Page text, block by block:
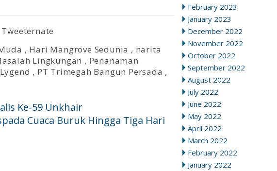
February 2023
January 2023
December 2022
November 2022
October 2022
September 2022
August 2022
July 2022
June 2022
May 2022
April 2022
March 2022
February 2022
January 2022
, Hari Mangrove Sedunia , harita
Lingkungan , Penanaman
, PT Trimegah Bangun Persada ,
Ke-59 Unkhair
Cuaca Buruk Hingga Tiga Hari